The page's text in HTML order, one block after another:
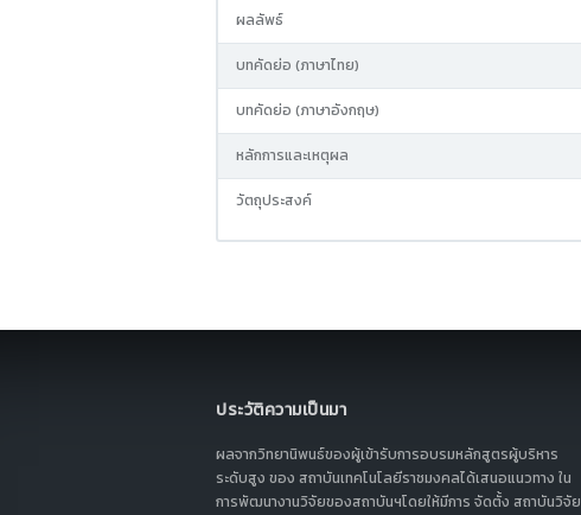
ผลลัพธ์
บทคัดย่อ (ภาษาไทย)
บทคัดย่อ (ภาษาอังกฤษ)
หลักการและเหตุผล
วัตถุประสงค์
ประวัติความเป็นมา
ผลจากวิทยานิพนธ์ของผู้เข้ารับการอบรมหลักสูตรผู้บริหาร
ระดับสูง ของ สถาบันเทคโนโลยีราชมงคลได้เสนอแนวทาง ใน
การพัฒนางานวิจัยของสถาบันฯโดยให้มีการ จัดตั้ง สถาบันวิจัย